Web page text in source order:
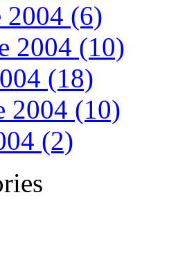
2004 (6)
2004 (10)
(18)
2004 (10)
(2)